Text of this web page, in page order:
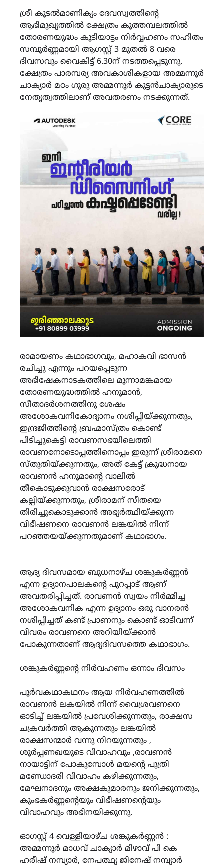
ശ്രീ കൂടൽമാണിക്യം ദേവസ്വത്തിന്‍റെ
ആഭിമുഖ്യത്തിൽ ക്ഷേത്രം കൂത്തമ്പലത്തിൽ
തോരണയുദ്ധം കൂടിയാട്ടം നിർവ്വഹണം സഹിതം
സമ്പൂർണ്ണമായി ആഗസ്റ്റ് 3 മുതൽ 8 വരെ
ദിവസവും വൈകിട്ട് 6.30ന് നടത്തപ്പെടുന്നു.
ക്ഷേത്രം പാരമ്പര്യ അവകാശികളായ അമ്മന്നൂർ
ചാക്യാർ മഠം ഗുരു അമ്മന്നൂർ കുട്ടൻചാക്യാരുടെ
നേതൃത്വത്തിലാണ് അവതരണം നടക്കുന്നത്.
രാമായണം കഥാഭാഗവും, മഹാകവി ഭാസൻ
രചിച്ചു എന്നും പറയപ്പെടുന്ന
അഭിഷേകനാടകത്തിലെ മൂന്നാമങ്കമായ
തോരണയുദ്ധത്തിൽ ഹനൂമാൻ,
സീതാദർശനത്തിനു ശേഷം
അശോകവനികോദ്യാനം നശിപ്പിയ്ക്കുന്നതും,
ഇന്ദ്രജിത്തിന്റെ ബ്രഹ്മാസ്ത്രം കൊണ്ട്
പിടിച്ചുകെട്ടി രാവണസഭയിലെത്തി
രാവണനോടൊപ്പത്തിനൊപ്പം ഇരുന്ന് ശ്രീരാമനെ
സ്തുതിയ്ക്കുന്നതും, അത് കേട്ട് ക്രുദ്ധനായ
രാവണൻ ഹനൂമാന്റെ വാലിൽ
തീകൊടുക്കുവാൻ രാക്ഷസരോട്
കല്പിയ്ക്കുന്നതും, ശ്രീരാമന് സീതയെ
തിരിച്ചുകൊടുക്കാൻ അഭ്യർത്ഥിയ്ക്കുന്ന
വിഭീഷണനെ രാവണൻ ലങ്കയിൽ നിന്ന്
പറഞ്ഞയയ്ക്കുന്നതുമാണ് കഥാഭാഗം.
ആദ്യ ദിവസമായ ബുധനാഴ്ച ശങ്കുകർണ്ണൻ
എന്ന ഉദ്യാനപാലകന്റെ പുറപ്പാട് ആണ്
അവതരിപ്പിച്ചത്. രാവണൻ സ്വയം നിർമ്മിച്ച
അശോകവനിക എന്ന ഉദ്യാനം ഒരു വാനരൻ
നശിപ്പിച്ചത് കണ്ട് പ്രാണനും കൊണ്ട് ഓടിവന്ന്
വിവരം രാവണനെ അറിയിയ്ക്കാൻ
പോകുന്നതാണ് ആദ്യദിവസത്തെ കഥാഭാഗം.
ശങ്കുകർണ്ണൻ്റെ നിർവഹണം ഒന്നാം ദിവസം
പൂർവകഥാകഥനം ആയ നിർവഹണത്തിൽ
രാവണൻ ലകയിൽ നിന്ന് വൈശ്രവണനെ
ഓടിച്ച് ലങ്കയിൽ പ്രവേശിക്കുന്നതും, രാക്ഷസ
ചക്രവർത്തി ആകുന്നതും ലങ്കയിൽ
രാക്ഷസന്മാർ വന്നു നിറയുന്നതും ,
ശൂർപ്പണഖയുടെ വിവാഹവും ,രാവണൻ
നായാട്ടിന് പോകുമ്പോൾ മയൻ്റെ പുത്രി
മണ്ഡോദരി വിവാഹം കഴിക്കുന്നതും,
മേഘനാദനും അക്ഷകുമാരനും ജനിക്കുന്നതും,
കുംഭകർണ്ണന്റെയും വിഭീഷണന്റെയും
വിവാഹവും അഭിനയിക്കുന്നു.
ഓഗസ്റ്റ് 4 വെള്ളിയാഴ്ച ശങ്കുകർണ്ണൻ :
അമ്മന്നൂർ മാധവ് ചാക്യാർ മിഴാവ് പി കെ
ഹരീഷ് നമ്പ്യാർ, നേപത്ഥ്യ ജിനേഷ് നമ്പ്യാർ